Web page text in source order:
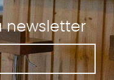
newsletter